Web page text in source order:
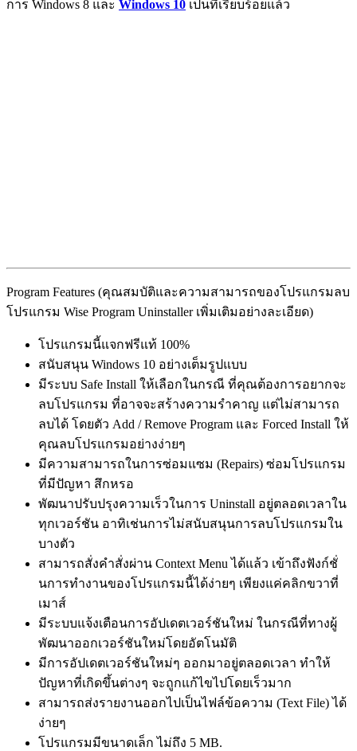
การ Windows 8 และ Windows 10 เป็นที่เรียบร้อยแล้ว
Program Features (คุณสมบัติและความสามารถของโปรแกรมลบ
โปรแกรม Wise Program Uninstaller เพิ่มเติมอย่างละเอียด)
โปรแกรมนี้แจกฟรีแท้ 100%
สนับสนุน Windows 10 อย่างเต็มรูปแบบ
มีระบบ Safe Install ให้เลือกในกรณี ที่คุณต้องการอยากจะ
ลบโปรแกรม ที่อาจจะสร้างความรำคาญ แต่ไม่สามารถ
ลบได้ โดยตัว Add / Remove Program และ Forced Install ให้
คุณลบโปรแกรมอย่างง่ายๆ
มีความสามารถในการซ่อมแซม (Repairs) ซ่อมโปรแกรม
ที่มีปัญหา สึกหรอ
พัฒนาปรับปรุงความเร็วในการ Uninstall อยู่ตลอดเวลาใน
ทุกเวอร์ชัน อาทิเช่นการไม่สนับสนุนการลบโปรแกรมใน
บางตัว
สามารถสั่งคำสั่งผ่าน Context Menu ได้แล้ว เข้าถึงฟังก์ชั่
นการทำงานของโปรแกรมนี้ได้ง่ายๆ เพียงแค่คลิกขวาที่
เมาส์
มีระบบแจ้งเตือนการอัปเดตเวอร์ชันใหม่ ในกรณีที่ทางผู้
พัฒนาออกเวอร์ชันใหม่โดยอัตโนมัติ
มีการอัปเดตเวอร์ชันใหม่ๆ ออกมาอยู่ตลอดเวลา ทำให้
ปัญหาที่เกิดขึ้นต่างๆ จะถูกแก้ไขไปโดยเร็วมาก
สามารถส่งรายงานออกไปเป็นไฟล์ข้อความ (Text File) ได้
ง่ายๆ
โปรแกรมมีขนาดเล็ก ไม่ถึง 5 MB.